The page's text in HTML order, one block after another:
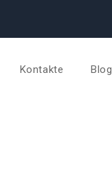
Kontakte Blog